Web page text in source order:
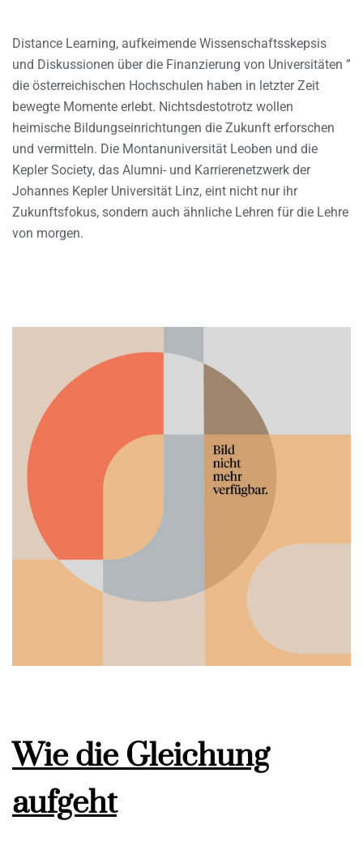
Distance Learning, aufkeimende Wissenschaftsskepsis
und Diskussionen über die Finanzierung von Universitäten ”
die österreichischen Hochschulen haben in letzter Zeit
bewegte Momente erlebt. Nichtsdestotrotz wollen
heimische Bildungseinrichtungen die Zukunft erforschen
und vermitteln. Die Montanuniversität Leoben und die
Kepler Society, das Alumni- und Karrierenetzwerk der
Johannes Kepler Universität Linz, eint nicht nur ihr
Zukunftsfokus, sondern auch ähnliche Lehren für die Lehre
von morgen.
Wie die Gleichung
aufgeht